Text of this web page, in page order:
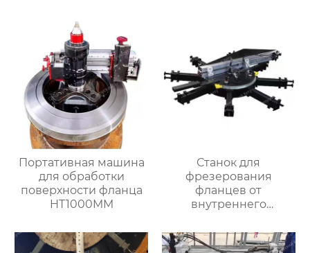
Портативная машина
для обработки
поверхности фланца
HT1000MM
Станок для
фрезерования
фланцев от
внутреннего